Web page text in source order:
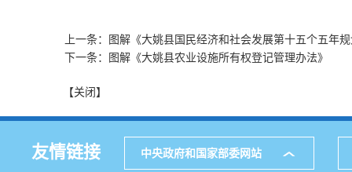
上一条：图解《大姚县国民经济和社会发展第十五个五年
下一条：图解《大姚县农业设施所有权登记管理办法》
【关闭】
友情链接 中央政府和国家部委网站